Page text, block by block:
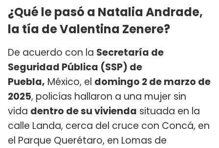
¿Qué le pasó a Natalia Andrade,
la tía de Valentina Zenere?
De acuerdo con la Secretaría de
Seguridad Pública (SSP) de
Puebla, México, el domingo 2 de marzo de
2025, policías hallaron a una mujer sin
vida dentro de su vivienda situada en la
calle Landa, cerca del cruce con Concá, en
el Parque Querétaro, en Lomas de